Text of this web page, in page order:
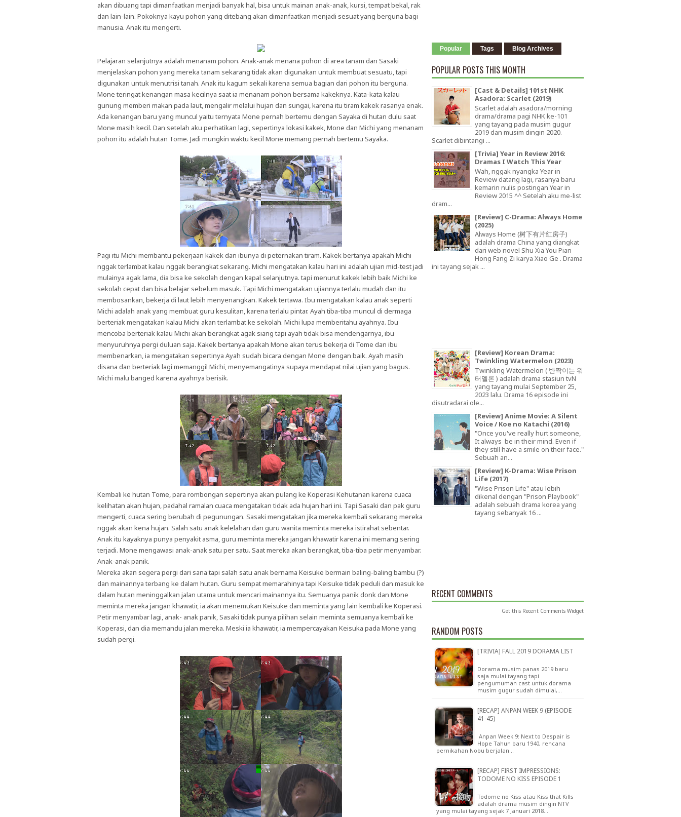
akan dibuang tapi dimanfaatkan menjadi banyak hal, bisa untuk mainan anak-anak, kursi, tempat bekal, rak
dan lain-lain. Pokoknya kayu pohon yang ditebang akan dimanfaatkan menjadi sesuat yang berguna bagi
manusia. Anak itu mengerti.
Pelajaran selanjutnya adalah menanam pohon. Anak-anak menana pohon di area tanam dan Sasaki
menjelaskan pohon yang mereka tanam sekarang tidak akan digunakan untuk membuat sesuatu, tapi
digunakan untuk menutrisi tanah. Anak itu kagum sekali karena semua bagian dari pohon itu berguna.
Mone teringat kenangan masa kecilnya saat ia menanam pohon bersama kakeknya. Kata-kata kalau
gunung memberi makan pada laut, mengalir melalui hujan dan sungai, karena itu tiram kakek rasanya enak.
Ada kenangan baru yang muncul yaitu ternyata Mone pernah bertemu dengan Sayaka di hutan dulu saat
Mone masih kecil. Dan setelah aku perhatikan lagi, sepertinya lokasi kakek, Mone dan Michi yang menanam
pohon itu adalah hutan Tome. Jadi mungkin waktu kecil Mone memang pernah bertemu Sayaka.
Pagi itu Michi membantu pekerjaan kakek dan ibunya di peternakan tiram. Kakek bertanya apakah Michi
nggak terlambat kalau nggak berangkat sekarang. Michi mengatakan kalau hari ini adalah ujian mid-test jadi
mulainya agak lama, dia bisa ke sekolah dengan kapal selanjutnya. tapi menurut kakek lebih baik Michi ke
sekolah cepat dan bisa belajar sebelum masuk. Tapi Michi mengatakan ujiannya terlalu mudah dan itu
membosankan, bekerja di laut lebih menyenangkan. Kakek tertawa. Ibu mengatakan kalau anak seperti
Michi adalah anak yang membuat guru kesulitan, karena terlalu pintar. Ayah tiba-tiba muncul di dermaga
berteriak mengatakan kalau Michi akan terlambat ke sekolah. Michi lupa memberitahu ayahnya. Ibu
mencoba berteriak kalau Michi akan berangkat agak siang tapi ayah tidak bisa mendengarnya, ibu
menyuruhnya pergi duluan saja. Kakek bertanya apakah Mone akan terus bekerja di Tome dan ibu
membenarkan, ia mengatakan sepertinya Ayah sudah bicara dengan Mone dengan baik. Ayah masih
disana dan berteriak lagi memanggil Michi, menyemangatinya supaya mendapat nilai ujian yang bagus.
Michi malu banged karena ayahnya berisik.
Kembali ke hutan Tome, para rombongan sepertinya akan pulang ke Koperasi Kehutanan karena cuaca
kelihatan akan hujan, padahal ramalan cuaca mengatakan tidak ada hujan hari ini. Tapi Sasaki dan pak guru
mengerti, cuaca sering berubah di pegunungan. Sasaki mengatakan jika mereka kembali sekarang mereka
nggak akan kena hujan. Salah satu anak kelelahan dan guru wanita meminta mereka istirahat sebentar.
Anak itu kayaknya punya penyakit asma, guru meminta mereka jangan khawatir karena ini memang sering
terjadi. Mone mengawasi anak-anak satu per satu. Saat mereka akan berangkat, tiba-tiba petir menyambar.
Anak-anak panik.
Mereka akan segera pergi dari sana tapi salah satu anak bernama Keisuke bermain baling-baling bambu (?)
dan mainannya terbang ke dalam hutan. Guru sempat memarahinya tapi Keisuke tidak peduli dan masuk ke
dalam hutan meninggalkan jalan utama untuk mencari mainannya itu. Semuanya panik donk dan Mone
meminta mereka jangan khawatir, ia akan menemukan Keisuke dan meminta yang lain kembali ke Koperasi.
Petir menyambar lagi, anak- anak panik, Sasaki tidak punya pilihan selain meminta semuanya kembali ke
Koperasi, dan dia memandu jalan mereka. Meski ia khawatir, ia mempercayakan Keisuka pada Mone yang
sudah pergi.
Popular Tags Blog Archives
POPULAR POSTS THIS MONTH
[Cast & Details] 101st NHK
Asadora: Scarlet (2019)
Scarlet adalah asadora/morning
drama/drama pagi NHK ke-101
yang tayang pada musim gugur
2019 dan musim dingin 2020.
Scarlet dibintangi ...
[Trivia] Year in Review 2016:
Dramas I Watch This Year
Wah, nggak nyangka Year in
Review datang lagi, rasanya baru
kemarin nulis postingan Year in
Review 2015 ^^ Setelah aku me-list
dram...
[Review] C-Drama: Always Home
(2025)
Always Home (树下有片红房子)
adalah drama China yang diangkat
dari web novel Shu Xia You Pian
Hong Fang Zi karya Xiao Ge . Drama
ini tayang sejak ...
[Review] Korean Drama:
Twinkling Watermelon (2023)
Twinkling Watermelon ( 반짝이는 워
터멜론 ) adalah drama stasiun tvN
yang tayang mulai September 25,
2023 lalu. Drama 16 episode ini
disutradarai ole...
[Review] Anime Movie: A Silent
Voice / Koe no Katachi (2016)
"Once you've really hurt someone,
It always be in their mind. Even if
they still have a smile on their face."
Sebuah an...
[Review] K-Drama: Wise Prison
Life (2017)
"Wise Prison Life" atau lebih
dikenal dengan "Prison Playbook"
adalah sebuah drama korea yang
tayang sebanyak 16 ...
RECENT COMMENTS
Get this Recent Comments Widget
RANDOM POSTS
[TRIVIA] FALL 2019 DORAMA LIST
Dorama musim panas 2019 baru
saja mulai tayang tapi
pengumuman cast untuk dorama
musim gugur sudah dimulai,…
[RECAP] ANPAN WEEK 9 (EPISODE
41-45)
Anpan Week 9: Next to Despair is
Hope Tahun baru 1940, rencana
pernikahan Nobu berjalan…
[RECAP] FIRST IMPRESSIONS:
TODOME NO KISS EPISODE 1
Todome no Kiss atau Kiss that Kills
adalah drama musim dingin NTV
yang mulai tayang sejak 7 Januari 2018…